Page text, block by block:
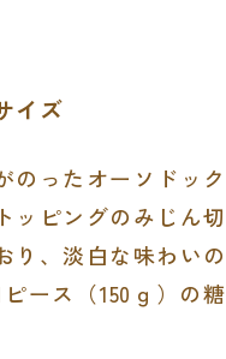
イズ
のったオーソドック
ッピングのみじん切
り、淡白な味わいの
ピース（150 ｇ）の糖